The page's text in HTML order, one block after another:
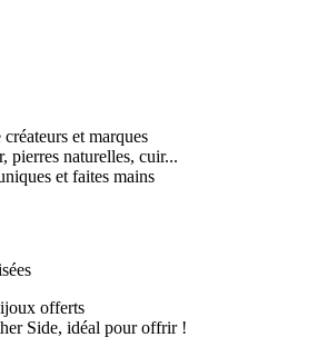
et marques
pierres naturelles, cuir...
et faites mains
offerts
Side, idéal pour offrir !